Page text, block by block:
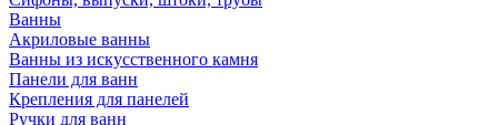
Ванны
Акриловые ванны
Ванны из искусственного камня
Панели для ванн
Крепления для панелей
Ручки для ванн